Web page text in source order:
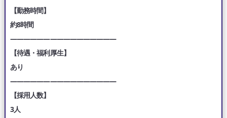
【勤務時間】
約8時間
————————————————
【待遇・福利厚生】
あり
————————————————
【採用人数】
3人